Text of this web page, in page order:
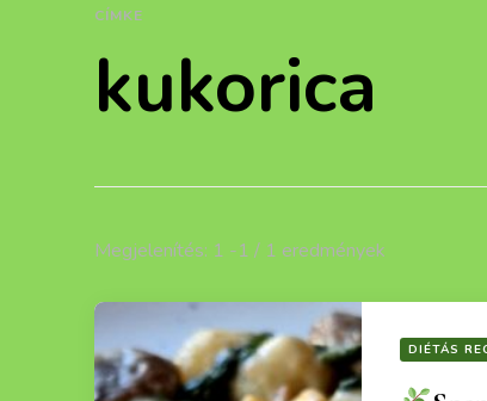
CÍMKE
kukorica
Megjelenítés: 1 -1 / 1 eredmények
DIÉTÁS